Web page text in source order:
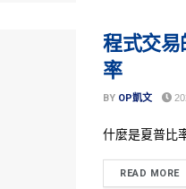
程式交
率
BY OP凱文
什麼是夏普比
READ MORE